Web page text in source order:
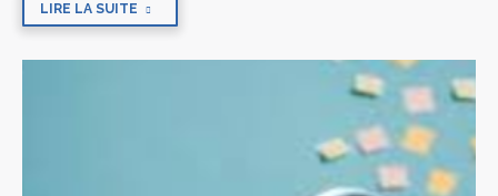
LIRE LA SUITE